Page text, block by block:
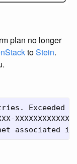
plan no longer
toStein.
Exceeded
associated